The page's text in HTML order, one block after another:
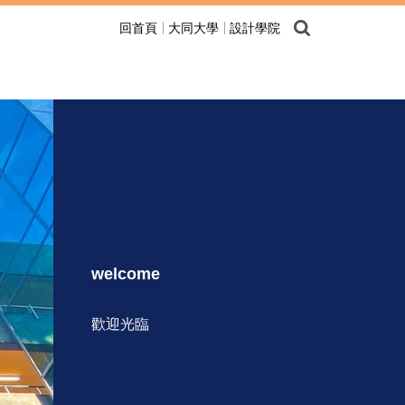
回首頁 大同大學 設計學院
welcome
歡迎光臨